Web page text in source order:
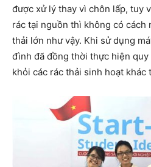
được xử lý thay vì chôn lấp, tuy
rác tại nguồn thì không có cách
thải lớn như vậy. Khi sử dụng
đình đã đồng thời thực hiện
khỏi các rác thải sinh hoạt khác